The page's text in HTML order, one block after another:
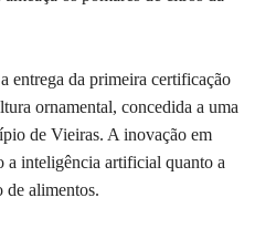
entrega da primeira certificação
ornamental, concedida a uma
de Vieiras. A inovação em
a inteligência artificial quanto a
de alimentos.